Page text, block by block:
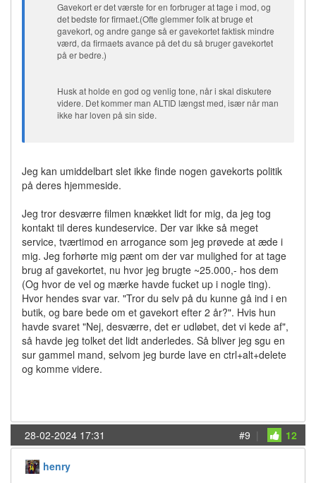
Gavekort er det værste for en forbruger at tage i mod, og
det bedste for firmaet.(Ofte glemmer folk at bruge et
gavekort, og andre gange så er gavekortet faktisk mindre
værd, da firmaets avance på det du så bruger gavekortet
på er bedre.)
Husk at holde en god og venlig tone, når i skal diskutere
videre. Det kommer man ALTID længst med, især når man
ikke har loven på sin side.
Jeg kan umiddelbart slet ikke finde nogen gavekorts politik
på deres hjemmeside.
Jeg tror desværre filmen knækket lidt for mig, da jeg tog
kontakt til deres kundeservice. Der var ikke så meget
service, tværtimod en arrogance som jeg prøvede at æde i
mig. Jeg forhørte mig pænt om der var mulighed for at tage
brug af gavekortet, nu hvor jeg brugte ~25.000,- hos dem
(Og hvor de vel og mærke havde fucket up i nogle ting).
Hvor hendes svar var. "Tror du selv på du kunne gå ind i en
butik, og bare bede om et gavekort efter 2 år?". Hvis hun
havde svaret "Nej, desværre, det er udløbet, det vi kede af",
så havde jeg tolket det lidt anderledes. Så bliver jeg sgu en
sur gammel mand, selvom jeg burde lave en ctrl+alt+delete
og komme videre.
28-02-2024 17:31 #9 | 12
henry